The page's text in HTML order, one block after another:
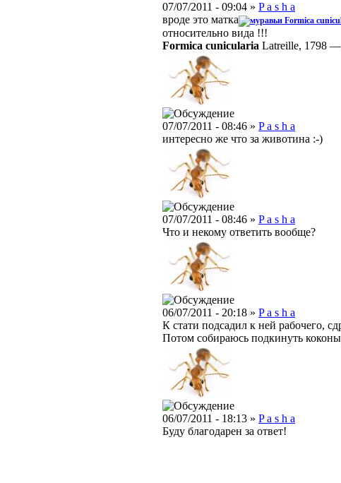
07/07/2011 - 09:04 » P a s h a
вроде это матка
Formica
относительно вида !!!
Formica cunicularia Latreille, 1798 —
07/07/2011 - 08:46 » P a s h a
интересно же что за животина :-)
07/07/2011 - 08:46 » P a s h a
Что и некому ответить вообще?
06/07/2011 - 20:18 » P a s h a
К стати подсадил к ней рабочего,
Потом собираюсь подкинуть
06/07/2011 - 18:13 » P a s h a
Буду благодарен за ответ!